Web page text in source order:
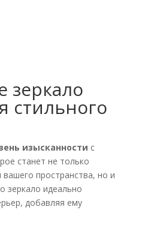
зеркало
стильного
изысканности с
станет не только
пространства, но и
зеркало идеально
добавляя ему